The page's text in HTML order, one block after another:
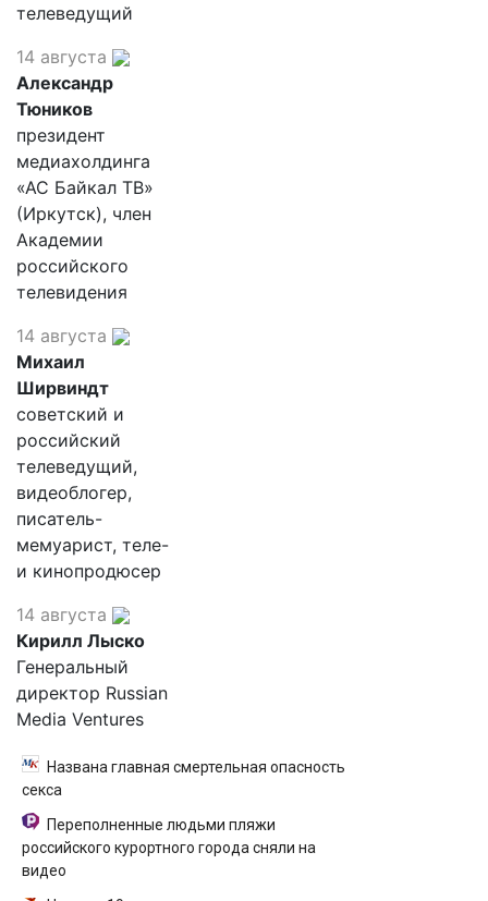
телеведущий
14 августа
Александр
Тюников
президент
медиахолдинга
«АС Байкал ТВ»
(Иркутск), член
Академии
российского
телевидения
14 августа
Михаил
Ширвиндт
советский и
российский
телеведущий,
видеоблогер,
писатель-
мемуарист, теле-
и кинопродюсер
14 августа
Кирилл Лыско
Генеральный
директор Russian
Media Ventures
Названа главная смертельная опасность
секса
Переполненные людьми пляжи
российского курортного города сняли на
видео